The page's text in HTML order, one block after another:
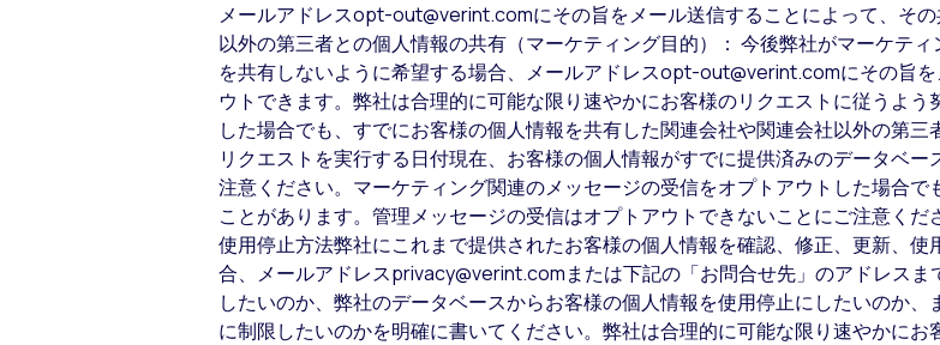
メールアドレスopt-out@verint.comにその旨をメール送信することによって、そ
以外の第三者との個人情報の共有（マーケティング目的）： 今後弊社がマーケテ
を共有しないように希望する場合、メールアドレスopt-out@verint.comにその旨
ウトできます。弊社は合理的に可能な限り速やかにお客様のリクエストに従うよ
した場合でも、すでにお客様の個人情報を共有した関連会社や関連会社以外の第
リクエストを実行する日付現在、お客様の個人情報がすでに提供済みのデータベ
注意ください。マーケティング関連のメッセージの受信をオプトアウトした場合
ことがあります。管理メッセージの受信はオプトアウトできないことにご注意く
使用停止方法弊社にこれまで提供されたお客様の個人情報を確認、修正、更新、
合、メールアドレスprivacy@verint.comまたは下記の「お問合せ先」のアドレス
したいのか、弊社のデータベースからお客様の個人情報を使用停止にしたいのか
に制限したいのかを明確に書いてください。弊社は合理的に可能な限り速やかに